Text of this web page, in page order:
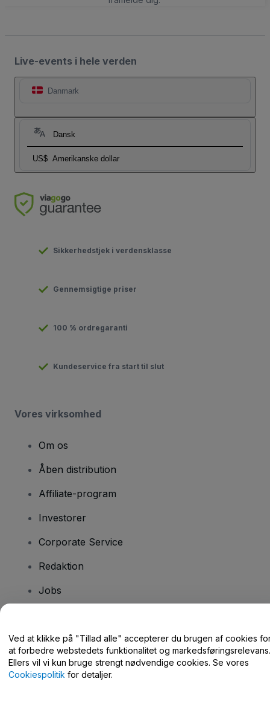
Live-events i hele verden
Danmark
Dansk
US$ Amerikanske dollar
Sikkerhedstjek i verdensklasse
Gennemsigtige priser
100 % ordregaranti
Kundeservice fra start til slut
Vores virksomhed
Om os
Åben distribution
Affiliate-program
Investorer
Corporate Service
Redaktion
Jobs
Har du spørgsmål?
Hjælpecenter / Kontakt os
Ved at klikke på "Tillad alle" accepterer du brugen af cookies
at forbedre webstedets funktionalitet og markedsføringsrelevans.
Ellers vil vi kun bruge strengt nødvendige cookies. Se vores
Cookiespolitik for detaljer.